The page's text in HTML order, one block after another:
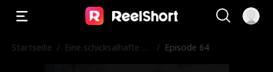
Startseite / Eine schicksalhafte B
/ Episode 64